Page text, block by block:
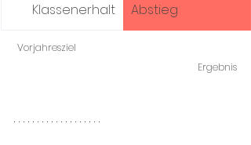
Klassenerhalt Abstieg
Ergebnis